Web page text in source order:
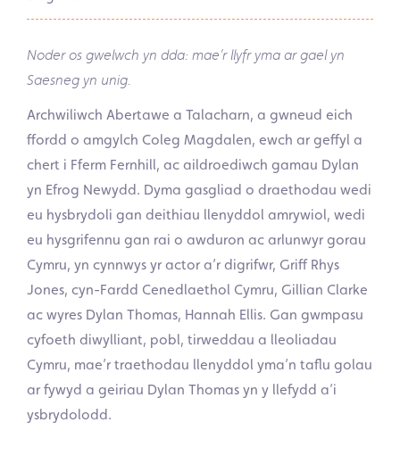
Noder os gwelwch yn dda: mae’r llyfr yma ar gael yn
Saesneg yn unig.
Archwiliwch Abertawe a Talacharn, a gwneud eich
ffordd o amgylch Coleg Magdalen, ewch ar geffyl a
chert i Fferm Fernhill, ac aildroediwch gamau Dylan
yn Efrog Newydd. Dyma gasgliad o draethodau wedi
eu hysbrydoli gan deithiau llenyddol amrywiol, wedi
eu hysgrifennu gan rai o awduron ac arlunwyr gorau
Cymru, yn cynnwys yr actor a’r digrifwr, Griff Rhys
Jones, cyn-Fardd Cenedlaethol Cymru, Gillian Clarke
ac wyres Dylan Thomas, Hannah Ellis. Gan gwmpasu
cyfoeth diwylliant, pobl, tirweddau a lleoliadau
Cymru, mae’r traethodau llenyddol yma’n taflu golau
ar fywyd a geiriau Dylan Thomas yn y llefydd a’i
ysbrydolodd.